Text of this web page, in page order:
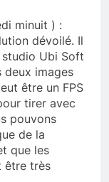
minuit ) :
dévoilé. Il
studio Ubi Soft
deux images
être un FPS
tirer avec
pouvons
de la
que les
être très